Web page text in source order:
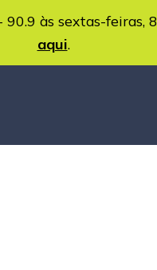
90.9 às sextas-feiras,
aqui.